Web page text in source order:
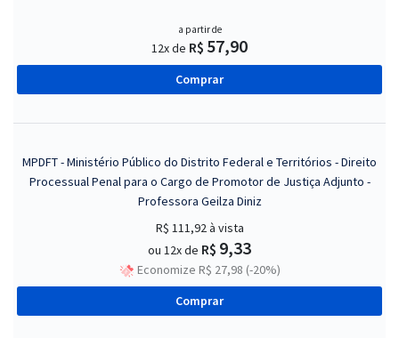
a partir de
12x de R$ 57,90
Comprar
MPDFT - Ministério Público do Distrito Federal e Territórios - Direito
Processual Penal para o Cargo de Promotor de Justiça Adjunto -
Professora Geilza Diniz
R$ 111,92à vista
ou 12x de R$ 9,33
Economize R$ 27,98 (-20%)
Comprar